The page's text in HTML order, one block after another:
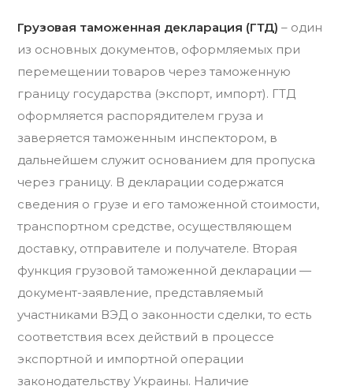
Грузовая таможенная декларация (ГТД) – один
из основных документов, оформляемых при
перемещении товаров через таможенную
границу государства (экспорт, импорт). ГТД
оформляется распорядителем груза и
заверяется таможенным инспектором, в
дальнейшем служит основанием для пропуска
через границу. В декларации содержатся
сведения о грузе и его таможенной стоимости,
транспортном средстве, осуществляющем
доставку, отправителе и получателе. Вторая
функция грузовой таможенной декларации —
документ-заявление, представляемый
участниками ВЭД о законности сделки, то есть
соответствия всех действий в процессе
экспортной и импортной операции
законодательству Украины. Наличие